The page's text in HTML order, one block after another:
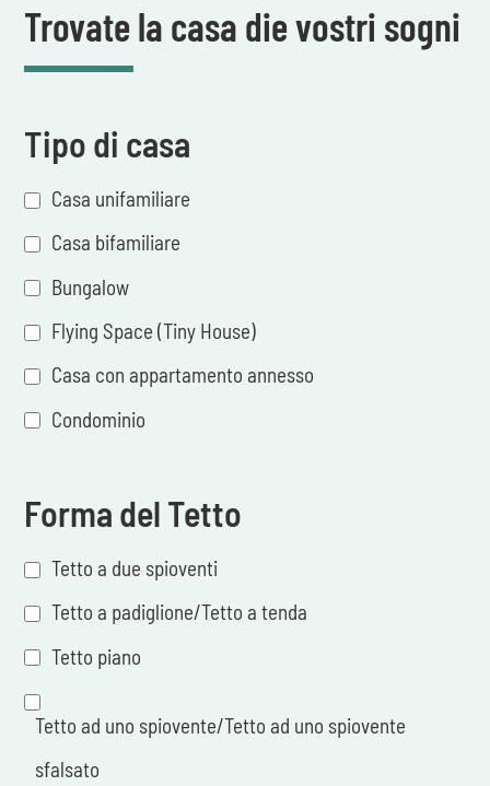
Trovate la casa die vostri sogni
Tipo di casa
Casa unifamiliare
Casa bifamiliare
Bungalow
Flying Space (Tiny House)
Casa con appartamento annesso
Condominio
Forma del Tetto
Tetto a due spioventi
Tetto a padiglione/Tetto a tenda
Tetto piano
Tetto ad uno spiovente/Tetto ad uno spiovente
sfalsato